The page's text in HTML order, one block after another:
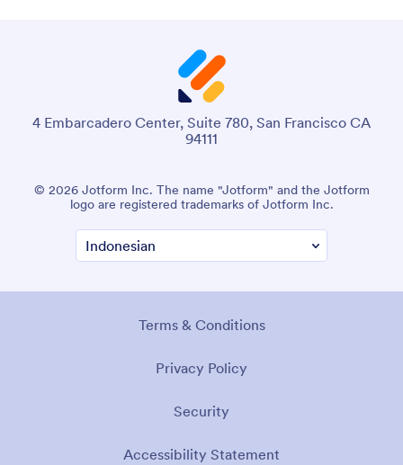
4 Embarcadero Center, Suite 780, San Francisco CA
94111
© 2026 Jotform Inc. The name "Jotform" and the Jotform
logo are registered trademarks of Jotform Inc.
Terms & Conditions
Privacy Policy
Security
Accessibility Statement